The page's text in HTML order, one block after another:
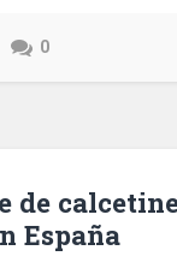
0
de
España